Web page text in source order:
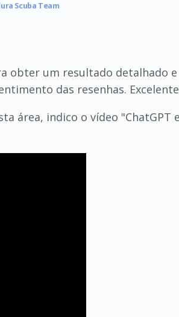
Scuba Team
um resultado detalhado e
das resenhas.
área, indico o vídeo